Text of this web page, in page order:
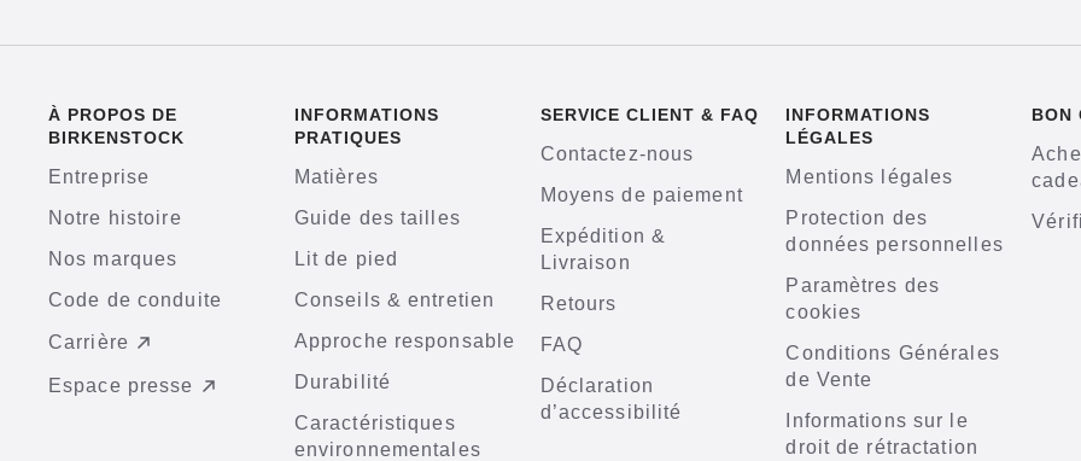
À PROPOS DE
BIRKENSTOCK
Entreprise
Notre histoire
Nos marques
Code de conduite
Carrière
Espace presse
INFORMATIONS
PRATIQUES
Matières
Guide des tailles
Lit de pied
Conseils & entretien
Approche responsable
Durabilité
Caractéristiques
environnementales
SERVICE CLIENT & FAQ
Contactez-nous
Moyens de paiement
Expédition &
Livraison
Retours
FAQ
Déclaration
d’accessibilité
INFORMATIONS
LÉGALES
Mentions légales
Protection des
données personnelles
Paramètres des
cookies
Conditions Générales
de Vente
Informations sur le
droit de rétractation
BON